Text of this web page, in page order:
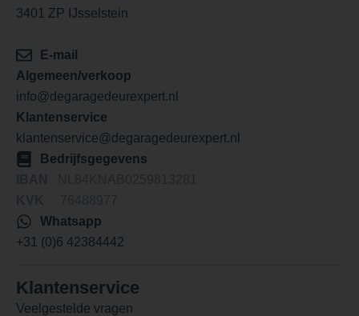
3401 ZP IJsselstein
E-mail
Algemeen/verkoop
info@degaragedeurexpert.nl
Klantenservice
klantenservice@degaragedeurexpert.nl
Bedrijfsgegevens
Whatsapp
+31 (0)6 42384442
Klantenservice
Veelgestelde vragen